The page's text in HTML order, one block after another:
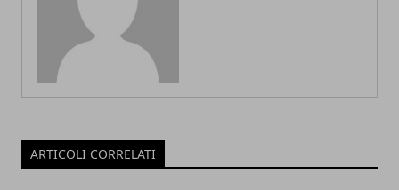
ARTICOLI CORRELATI